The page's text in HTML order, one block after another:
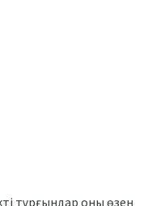
тұрғындар оны өзен